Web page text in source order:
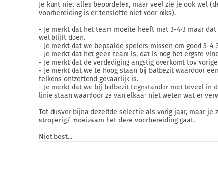
Je kunt niet alles beoordelen, maar veel zie je ook wel
voorbereiding is er tenslotte niet voor niks).
- Je merkt dat het team moeite heeft met 3-4-3 maar dat
wel blijft doen.
- Je merkt dat we bepaalde spelers missen om goed 3-4-
- Je merkt dat het geen team is, dat is nog het ergste
- Je merkt dat de verdediging angstig overkomt tov
- Je merkt dat we te hoog staan bij balbezit waardoor
telkens ontzettend gevaarlijk is.
- Je merkt dat we bij balbezit tegnstander met teveel in
linie staan waardoor ze van elkaar niet weten wat er
Tot dusver bijna dezelfde selectie als vorig jaar, maar je
stroperig/ moeizaam het deze voorbereiding gaat.
Niet best....